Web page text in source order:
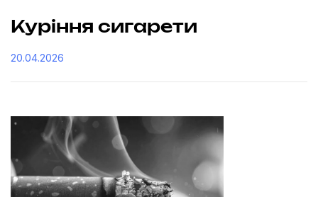
Куріння сигарети
20.04.2026